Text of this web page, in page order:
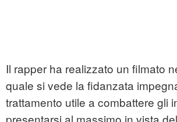
Il rapper ha realizzato un filmato
quale si vede la fidanzata
trattamento utile a combattere gli